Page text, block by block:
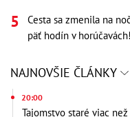
Cesta sa zmenila na
päť hodín v
NAJNOVŠIE ČLÁNKY
20:00
Tajomstvo staré viac